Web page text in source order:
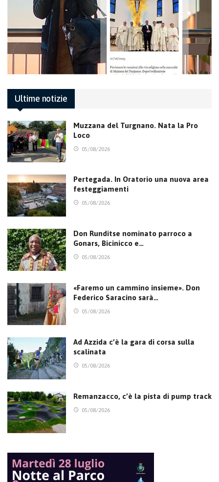
Ultime notizie
Muzzana del Turgnano. Nata la Pro
Loco
05/08/2026
Pertegada. In Oratorio una nuova area
festeggiamenti
05/08/2026
Don Runditse nominato parroco a
Gonars, Bicinicco e…
05/08/2026
«Faremo un cammino insieme». Don
Federico Saracino sarà…
05/08/2026
Ad Azzida c’è la gara di corsa sulla
scalinata
05/08/2026
Remanzacco, c’è la pista di pump track
05/08/2026